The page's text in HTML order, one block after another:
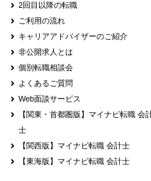
2回目以降の転職
ご利用の流れ
キャリアアドバイザーのご紹介
非公開求人とは
個別転職相談会
よくあるご質問
Web面談サービス
【関東・首都圏版】マイナビ転職 会
士
【関西版】マイナビ転職 会計士
【東海版】マイナビ転職 会計士